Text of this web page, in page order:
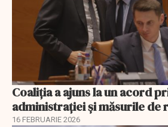
Coaliția a ajuns la un acord
administrației și măsurile de
16 FEBRUARIE 2026